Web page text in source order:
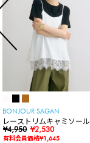
BONJOUR SAGAN
レーストリムキャミソール
¥4,950 ¥2,530
有料会員価格¥1,645